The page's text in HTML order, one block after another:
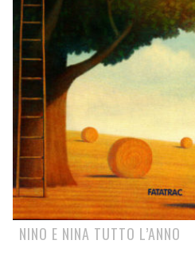
NINO E NINA TUTTO L’ANNO